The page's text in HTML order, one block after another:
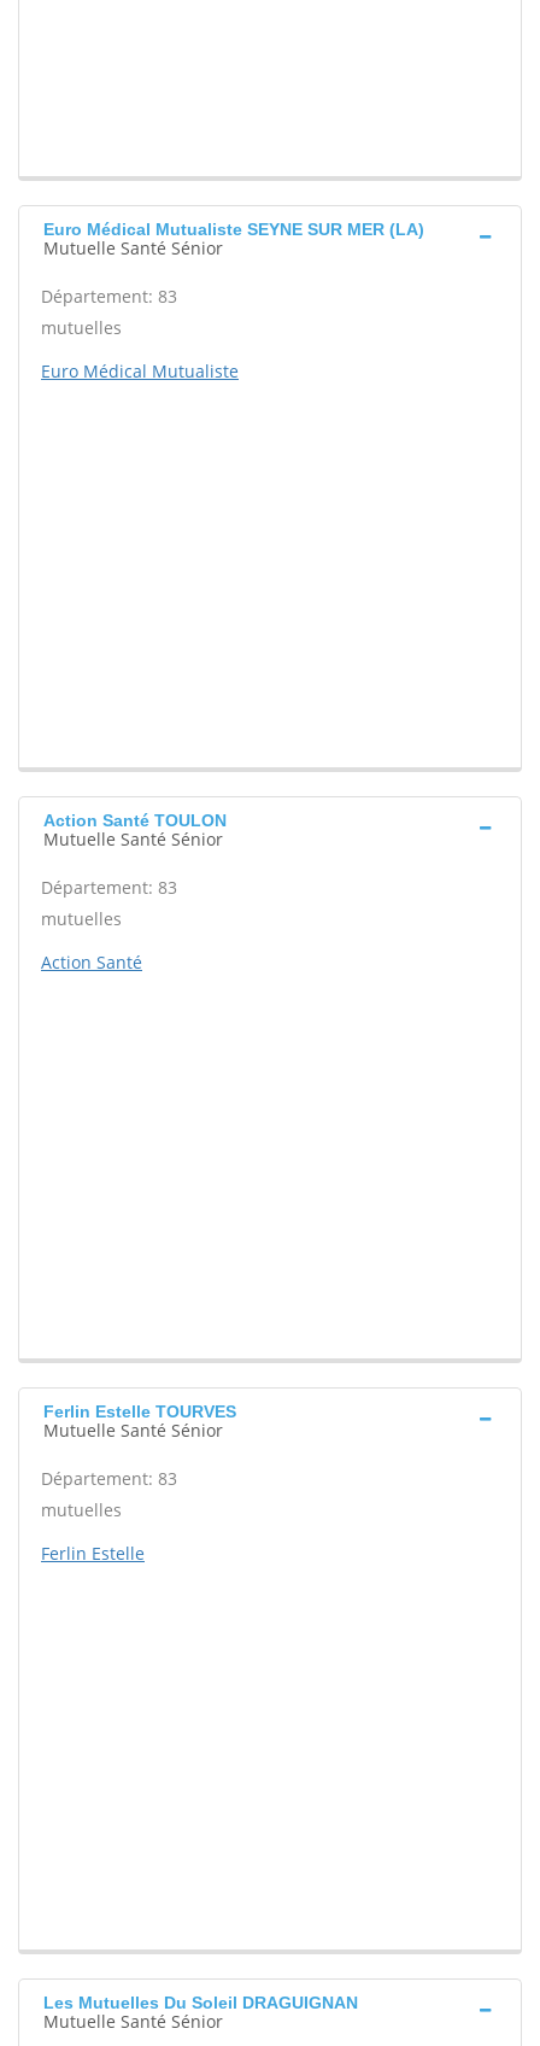
Euro Médical Mutualiste SEYNE SUR MER (LA)
Mutuelle Santé Sénior
Département: 83
mutuelles
Euro Médical Mutualiste
Action Santé TOULON
Mutuelle Santé Sénior
Département: 83
mutuelles
Action Santé
Ferlin Estelle TOURVES
Mutuelle Santé Sénior
Département: 83
mutuelles
Ferlin Estelle
Les Mutuelles Du Soleil DRAGUIGNAN
Mutuelle Santé Sénior